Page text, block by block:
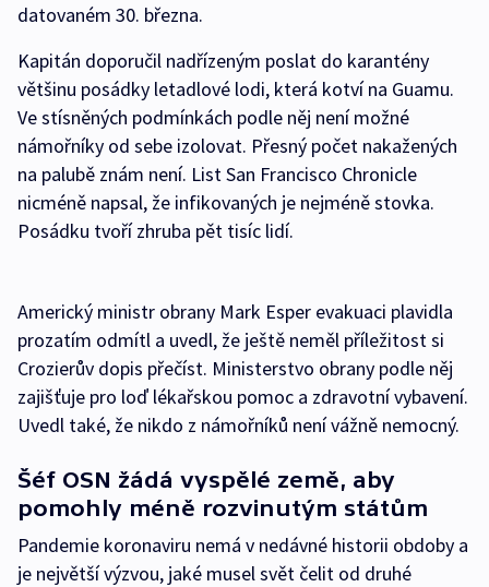
datovaném 30. března.
Kapitán doporučil nadřízeným poslat do karantény
většinu posádky letadlové lodi, která kotví na Guamu.
Ve stísněných podmínkách podle něj není možné
námořníky od sebe izolovat. Přesný počet nakažených
na palubě znám není. List San Francisco Chronicle
nicméně napsal, že infikovaných je nejméně stovka.
Posádku tvoří zhruba pět tisíc lidí.
Americký ministr obrany Mark Esper evakuaci plavidla
prozatím odmítl a uvedl, že ještě neměl příležitost si
Crozierův dopis přečíst. Ministerstvo obrany podle něj
zajišťuje pro loď lékařskou pomoc a zdravotní vybavení.
Uvedl také, že nikdo z námořníků není vážně nemocný.
Šéf OSN žádá vyspělé země, aby
pomohly méně rozvinutým státům
Pandemie koronaviru nemá v nedávné historii obdoby a
je největší výzvou, jaké musel svět čelit od druhé